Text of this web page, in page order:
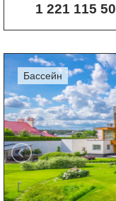
1 221 115
бассейн